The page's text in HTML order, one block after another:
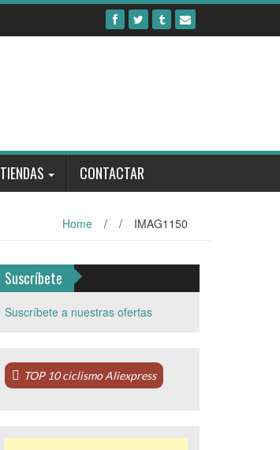
TIENDAS CONTACTAR
Home / / IMAG1150
Suscríbete
Suscríbete a nuestras ofertas
TOP 10 ciclismo Aliexpress